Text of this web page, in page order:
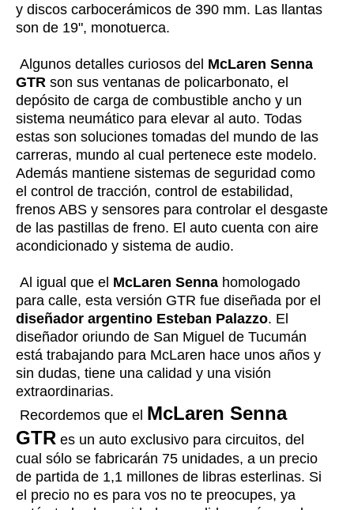
y discos carbocerámicos de 390 mm. Las llantas
son de 19", monotuerca.
Algunos detalles curiosos del McLaren Senna
GTR son sus ventanas de policarbonato, el
depósito de carga de combustible ancho y un
sistema neumático para elevar al auto. Todas
estas son soluciones tomadas del mundo de las
carreras, mundo al cual pertenece este modelo.
Además mantiene sistemas de seguridad como
el control de tracción, control de estabilidad,
frenos ABS y sensores para controlar el desgaste
de las pastillas de freno. El auto cuenta con aire
acondicionado y sistema de audio.
Al igual que el McLaren Senna homologado
para calle, esta versión GTR fue diseñada por el
diseñador argentino Esteban Palazzo. El
diseñador oriundo de San Miguel de Tucumán
está trabajando para McLaren hace unos años y
sin dudas, tiene una calidad y una visión
extraordinarias.
Recordemos que el McLaren Senna
GTR es un auto exclusivo para circuitos, del
cual sólo se fabricarán 75 unidades, a un precio
de partida de 1,1 millones de libras esterlinas. Si
el precio no es para vos no te preocupes, ya